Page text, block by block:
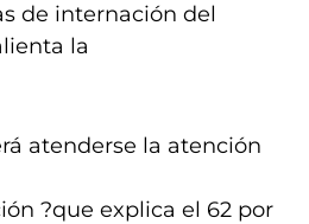
de internación del
la
atenderse la atención
?que explica el 62 por